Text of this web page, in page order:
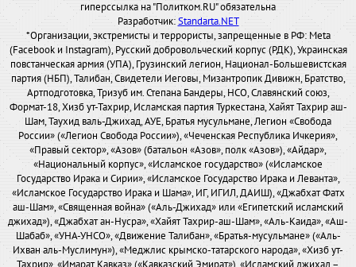
гиперссылка на "Политком.RU" обязательна
Разработчик:Standarta.NET
*Организации, экстремисты и террористы, запрещенные в РФ: Meta
(Facebook и Instagram), Русский добровольческий корпус (РДК), Украинская
повстанческая армия (УПА), Грузинский легион, Национал-Большевистская
партия (НБП), Талибан, Свидетели Иеговы, Мизантропик Дивижн, Братство,
Артподготовка, Тризуб им. Степана Бандеры, НСО, Славянский союз,
Формат-18, Хизб ут-Тахрир, Исламская партия Туркестана, Хайят Тахрир аш-
Шам, Таухид валь-Джихад, АУЕ, Братья мусульмане, Легион «Свобода
России» («Легион Свобода России»), «Чеченская Республика Ичкерия»,
«Правый сектор», «Азов» (батальон «Азов», полк «Азов»), «Айдар»,
«Национальный корпус», «Исламское государство» («Исламское
Государство Ирака и Сирии», «Исламское Государство Ирака и Леванта»,
«Исламское Государство Ирака и Шама», ИГ, ИГИЛ, ДАИШ), «Джабхат Фатх
аш-Шам», «Священная война» («Аль-Джихад» или «Египетский исламский
джихад»), «Джабхат ан-Нусра», «Хайят Тахрир-аш-Шам», «Аль-Каида», «Аш-
Шабаб», «УНА-УНСО», «Движение Талибан», «Братья-мусульмане» («Аль-
Ихван аль-Муслимун»), «Меджлис крымско-татарского народа», «Хизб ут-